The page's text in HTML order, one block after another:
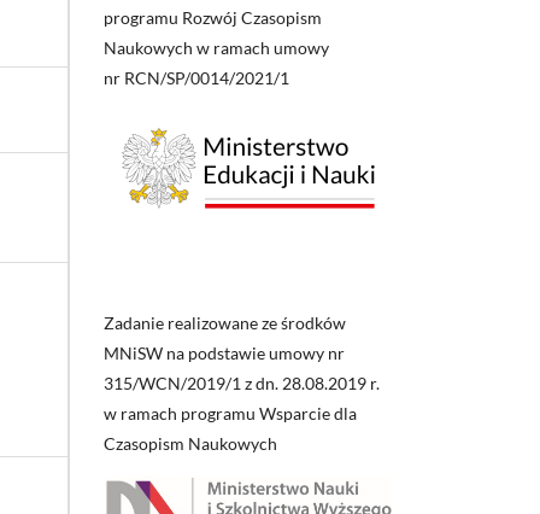
programu Rozwój Czasopism
Naukowych w ramach umowy
nr RCN/SP/0014/2021/1
Zadanie realizowane ze środków
MNiSW na podstawie umowy nr
315/WCN/2019/1 z dn. 28.08.2019 r.
w ramach programu Wsparcie dla
Czasopism Naukowych